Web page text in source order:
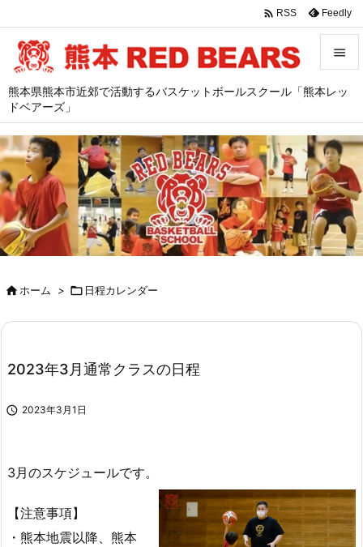
熊本県熊本市近郊で活動するバスケットボールスクール「熊本レッ
ドベアーズ」



サイド

前へ

次へ

 RSS Feedly
ホーム >  日程カレンダー
2023年3月通常クラスの日程
 2023年3月1日
3月のスケジュールです。
【注意事項】
・熊本地震以降、熊本